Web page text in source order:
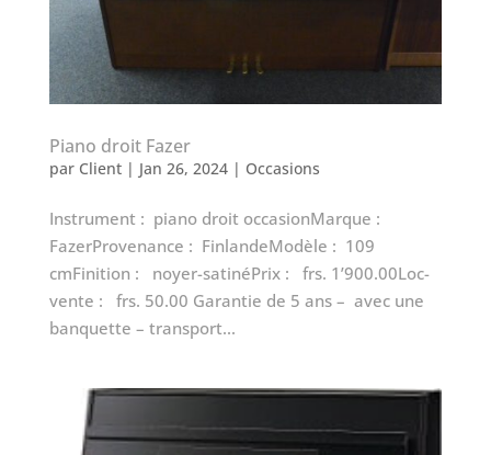
Piano droit Fazer
par Client| Jan 26, 2024| Occasions
Instrument : piano droit occasionMarque :
FazerProvenance : FinlandeModèle : 109
cmFinition : noyer-satinéPrix : frs. 1’900.00Loc-
vente : frs. 50.00 Garantie de 5 ans – avec une
banquette – transport...